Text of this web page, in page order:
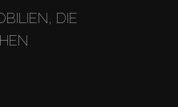
DIE